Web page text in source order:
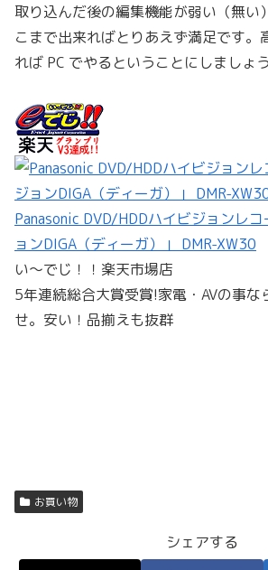
取り込んだ後の編集機能が弱い（無い
こまで出来ればとりあえず満足です。
れば PC でやるということにしましょう
Panasonic DVD/HDDハイビジョンレ
ョンDIGA（ディーガ）」 DMR-XW30
い〜でじ！！楽天市場店
5年連続総合大賞受賞!家電・AVの事な
せ。安い！品揃えも抜群
お買い物
シェアする